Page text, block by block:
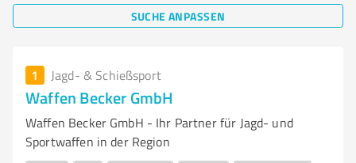
SUCHE ANPASSEN
1 Jagd- & Schießsport
Waffen Becker GmbH
Waffen Becker GmbH - Ihr Partner für Jagd- und
Sportwaffen in der Region